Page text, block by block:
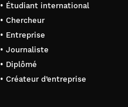
• Étudiant international
• Chercheur
• Entreprise
• Journaliste
• Diplômé
• Créateur d’entreprise